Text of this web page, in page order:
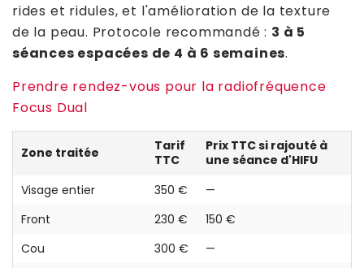
rides et ridules, et l'amélioration de la texture
de la peau. Protocole recommandé : 3 à 5
séances espacées de 4 à 6 semaines.
Prendre rendez-vous pour la radiofréquence
Focus Dual
Zone traitée
Tarif
TTC
Prix TTC si rajouté à
une séance d'HIFU
Visage entier
350 €
—
Front
230 €
150 €
Cou
300 €
—